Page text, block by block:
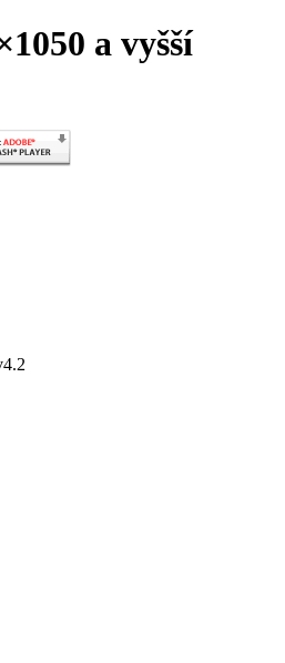
a vyšší